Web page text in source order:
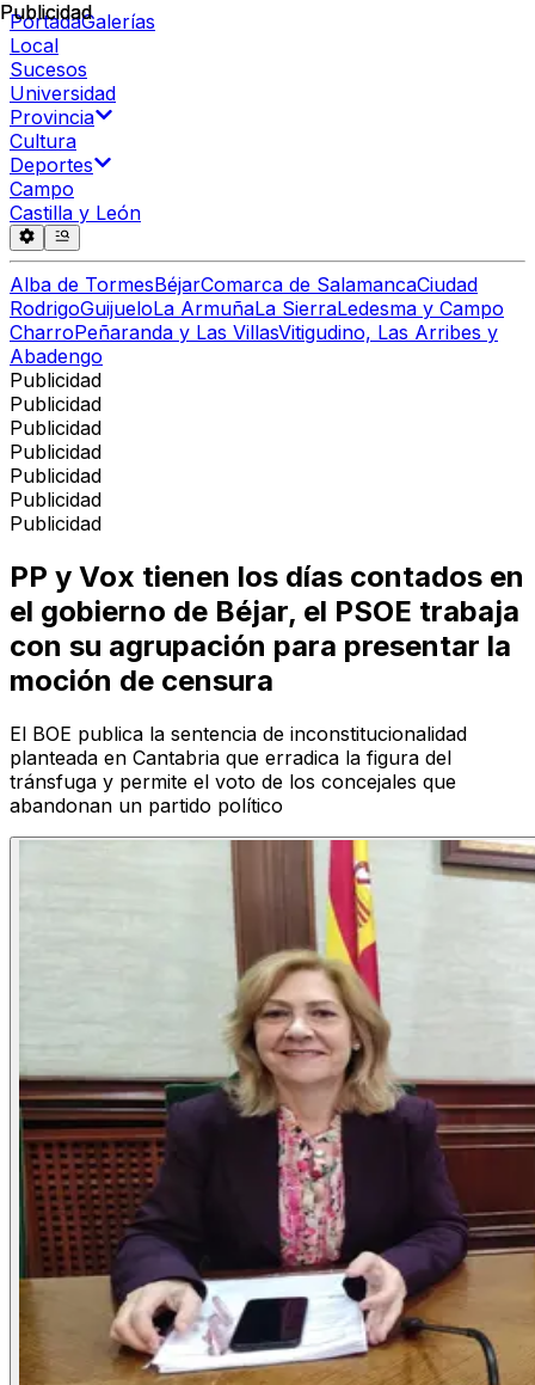
PortadaGalerías
Local
Sucesos
Universidad
Provincia
Cultura
Deportes
Campo
Castilla y León
Alba de TormesBéjarComarca de SalamancaCiudad
RodrigoGuijueloLa ArmuñaLa SierraLedesma y Campo
CharroPeñaranda y Las VillasVitigudino, Las Arribes y
Abadengo
Publicidad
Publicidad
Publicidad
Publicidad
Publicidad
Publicidad
Publicidad
Publicidad
PP y Vox tienen los días contados en
el gobierno de Béjar, el PSOE trabaja
con su agrupación para presentar la
moción de censura
El BOE publica la sentencia de inconstitucionalidad
planteada en Cantabria que erradica la figura del
tránsfuga y permite el voto de los concejales que
abandonan un partido político
Publicidad